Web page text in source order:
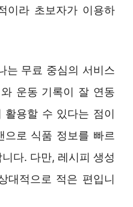
이라 초보자가 이용하
는 무료 중심의 서비스
운동 기록이 잘 연동
활용할 수 있다는 점이
으로 식품 정보를 빠르
다. 다만, 레시피 생성
대적으로 적은 편입니